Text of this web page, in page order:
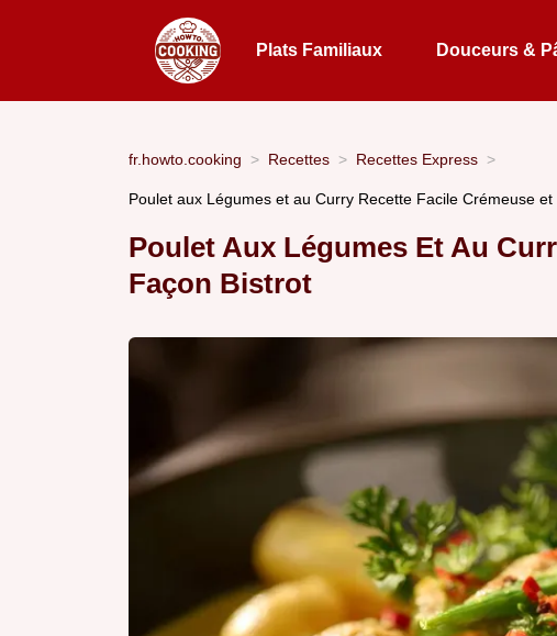
Plats Familiaux Douceurs &
fr.howto.cooking Recettes Recettes Express
Poulet aux Légumes et au Curry Recette Facile Crémeuse et
Poulet Aux Légumes Et Au
Façon Bistrot